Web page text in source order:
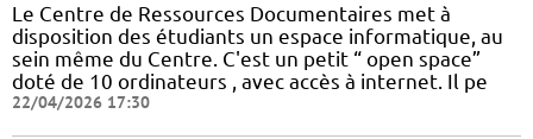
Le Centre de Ressources Documentaires met à
disposition des étudiants un espace informatique, au
sein même du Centre. C'est un petit “ open space”
doté de 10 ordinateurs , avec accès à internet. Il pe
22/04/2026 17:30